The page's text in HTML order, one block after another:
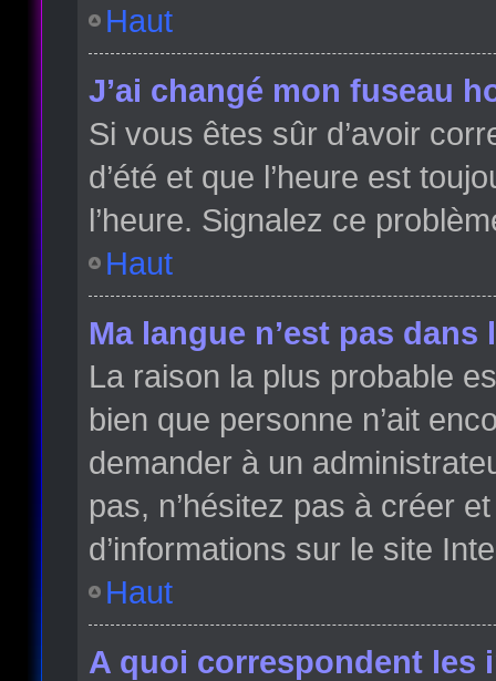
Haut
J’ai changé mon fuseau
Si vous êtes sûr d’avoir
d’été et que l’heure est
l’heure. Signalez ce
Haut
Ma langue n’est pas dans
La raison la plus probable
bien que personne n’ait
demander à un
pas, n’hésitez pas à créer
d’informations sur le site
Haut
A quoi correspondent les